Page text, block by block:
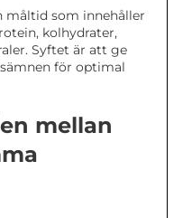
måltid som innehåller
kolhydrater,
Syftet är att ge
för optimal
mellan